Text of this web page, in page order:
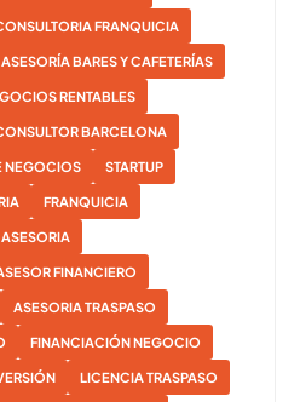
FRANQUICIA
ASESORÍA BARES Y CAFETERÍAS
RENTABLES
BARCELONA
NEGOCIOS STARTUP
FRANQUICIA
ASESORIA
FINANCIERO
ASESORIA TRASPASO
FINANCIACIÓN NEGOCIO
LICENCIA TRASPASO